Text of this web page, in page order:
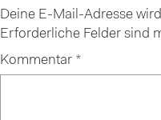
Deine E-Mail-Adresse
Erforderliche Felder sind
Kommentar *